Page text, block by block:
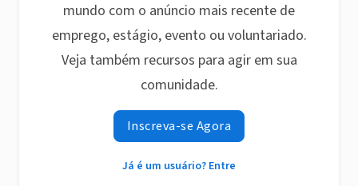
mundo com o anúncio mais recente de
emprego, estágio, evento ou voluntariado.
Veja também recursos para agir em sua
comunidade.
Inscreva-se Agora
Já é um usuário? Entre